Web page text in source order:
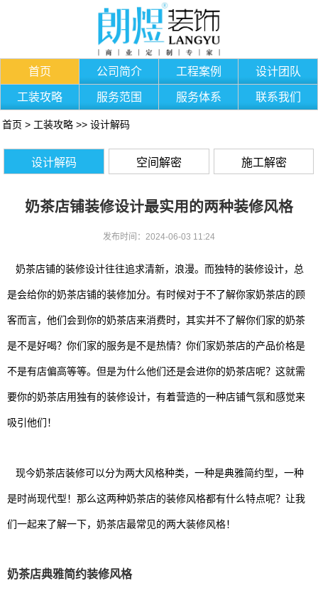
首页 公司简介 工程案例 设计团队
工装攻略 服务范围 服务体系 联系我们
首页 > 工装攻略 >> 设计解码
设计解码 空间解密 施工解密
奶茶店铺装修设计最实用的两种装修风格
发布时间：2024-06-03 11:24
奶茶店铺的装修设计往往追求清新，浪漫。而独特的装修设计，总
是会给你的奶茶店铺的装修加分。有时候对于不了解你家奶茶店的顾
客而言，他们会到你的奶茶店来消费时，其实并不了解你们家的奶茶
是不是好喝？你们家的服务是不是热情？你们家奶茶店的产品价格是
不是有店偏高等等。但是为什么他们还是会进你的奶茶店呢？这就需
要你的奶茶店用独有的装修设计，有着营造的一种店铺气氛和感觉来
吸引他们！
现今奶茶店装修可以分为两大风格种类，一种是典雅简约型，一种
是时尚现代型！那么这两种奶茶店的装修风格都有什么特点呢？让我
们一起来了解一下，奶茶店最常见的两大装修风格！
奶茶店典雅简约装修风格